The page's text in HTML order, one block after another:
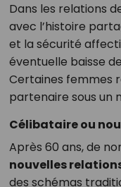
Dans les relations
avec l’histoire
et la sécurité
éventuelle baisse
Certaines femmes
partenaire sous un
Célibataire ou
Après 60 ans, de
nouvelles
des schémas